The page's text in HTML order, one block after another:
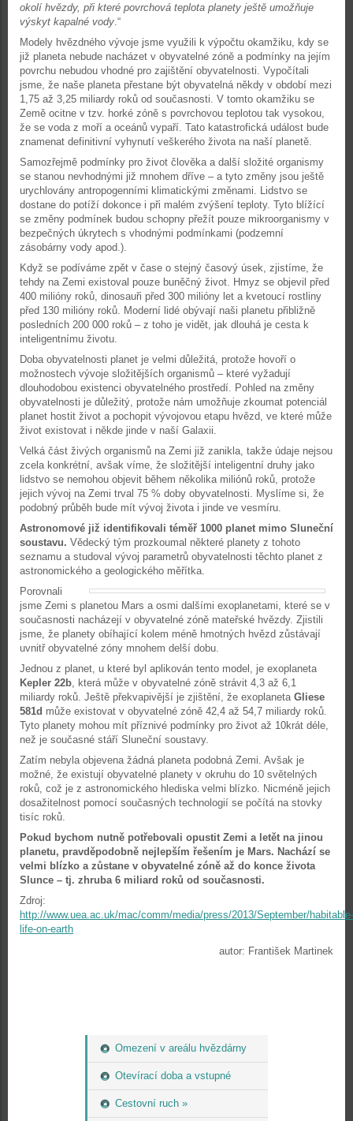
Omezení v areálu hvězdárny
Otevírací doba a vstupné
Cestovní ruch »
okolí hvězdy, při které povrchová teplota planety ještě umožňuje
výskyt kapalné vody.“
Modely hvězdného vývoje jsme využili k výpočtu okamžiku, kdy se
již planeta nebude nacházet v obyvatelné zóně a podmínky na jejím
povrchu nebudou vhodné pro zajištění obyvatelnosti. Vypočítali
jsme, že naše planeta přestane být obyvatelná někdy v období mezi
1,75 až 3,25 miliardy roků od současnosti. V tomto okamžiku se
Země ocitne v tzv. horké zóně s povrchovou teplotou tak vysokou,
že se voda z moří a oceánů vypaří. Tato katastrofická událost bude
znamenat definitivní vyhynutí veškerého života na naší planetě.
Samozřejmě podmínky pro život člověka a další složité organismy
se stanou nevhodnými již mnohem dříve – a tyto změny jsou ještě
urychlovány antropogenními klimatickými změnami. Lidstvo se
dostane do potíží dokonce i při malém zvýšení teploty. Tyto blížící
se změny podmínek budou schopny přežít pouze mikroorganismy v
bezpečných úkrytech s vhodnými podmínkami (podzemní
zásobárny vody apod.).
Když se podíváme zpět v čase o stejný časový úsek, zjistíme, že
tehdy na Zemi existoval pouze buněčný život. Hmyz se objevil před
400 milióny roků, dinosauři před 300 milióny let a kvetoucí rostliny
před 130 milióny roků. Moderní lidé obývají naši planetu přibližně
posledních 200 000 roků – z toho je vidět, jak dlouhá je cesta k
inteligentnímu životu.
Doba obyvatelnosti planet je velmi důležitá, protože hovoří o
možnostech vývoje složitějších organismů – které vyžadují
dlouhodobou existenci obyvatelného prostředí. Pohled na změny
obyvatelnosti je důležitý, protože nám umožňuje zkoumat potenciál
planet hostit život a pochopit vývojovou etapu hvězd, ve které může
život existovat i někde jinde v naší Galaxii.
Velká část živých organismů na Zemi již zanikla, takže údaje nejsou
zcela konkrétní, avšak víme, že složitější inteligentní druhy jako
lidstvo se nemohou objevit během několika miliónů roků, protože
jejich vývoj na Zemi trval 75 % doby obyvatelnosti. Myslíme si, že
podobný průběh bude mít vývoj života i jinde ve vesmíru.
Astronomové již identifikovali téměř 1000 planet mimo Sluneční
soustavu. Vědecký tým prozkoumal některé planety z tohoto
seznamu a studoval vývoj parametrů obyvatelnosti těchto planet z
astronomického a geologického měřítka.
Porovnali
jsme Zemi s planetou Mars a osmi dalšími exoplanetami, které se v
současnosti nacházejí v obyvatelné zóně mateřské hvězdy. Zjistili
jsme, že planety obíhající kolem méně hmotných hvězd zůstávají
uvnitř obyvatelné zóny mnohem delší dobu.
Jednou z planet, u které byl aplikován tento model, je exoplaneta
Kepler 22b, která může v obyvatelné zóně strávit 4,3 až 6,1
miliardy roků. Ještě překvapivější je zjištění, že exoplaneta Gliese
581d může existovat v obyvatelné zóně 42,4 až 54,7 miliardy roků.
Tyto planety mohou mít příznivé podmínky pro život až 10krát déle,
než je současné stáří Sluneční soustavy.
Zatím nebyla objevena žádná planeta podobná Zemi. Avšak je
možné, že existují obyvatelné planety v okruhu do 10 světelných
roků, což je z astronomického hlediska velmi blízko. Nicméně jejich
dosažitelnost pomocí současných technologií se počítá na stovky
tisíc roků.
Pokud bychom nutně potřebovali opustit Zemi a letět na jinou
planetu, pravděpodobně nejlepším řešením je Mars. Nachází se
velmi blízko a zůstane v obyvatelné zóně až do konce života
Slunce – tj. zhruba 6 miliard roků od současnosti.
Zdroj:
http://www.uea.ac.uk/mac/comm/media/press/2013/September/habitable-
life-on-earth
autor: František Martinek